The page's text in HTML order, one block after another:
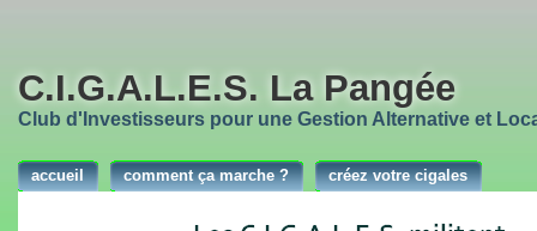
C.I.G.A.L.E.S. La Pangée
Club d'Investisseurs pour une Gestion Alternative et
accueil comment ça marche ? créez votre cigales